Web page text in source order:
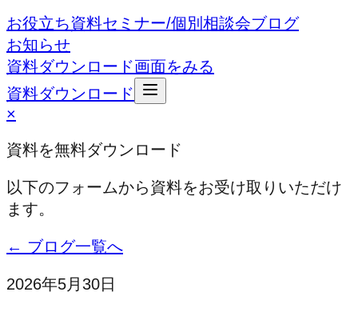
お役立ち資料セミナー/個別相談会ブログ
お知らせ
資料ダウンロード画面をみる
資料ダウンロード
×
資料を無料ダウンロード
以下のフォームから資料をお受け取りいただけ
ます。
← ブログ一覧へ
2026年5月30日